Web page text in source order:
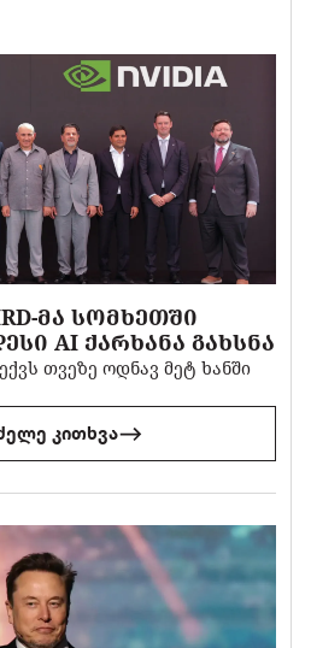
ᲛᲐ ᲡᲝᲛᲮᲔᲗᲨᲘ
AI ᲥᲐᲠᲮᲐᲜᲐ ᲒᲐᲮᲡᲜᲐ
თვეზე ოდნავ მეტ ხანში
კითხვა